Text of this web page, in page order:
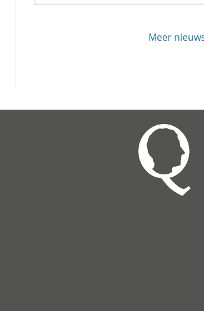
Meer